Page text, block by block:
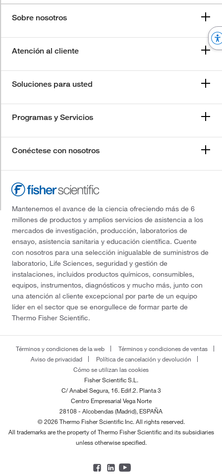
Sobre nosotros
Atención al cliente
Soluciones para usted
Programas y Servicios
Conéctese con nosotros
Mantenemos el avance de la ciencia ofreciendo más de 6
millones de productos y amplios servicios de asistencia a los
mercados de investigación, producción, laboratorios de
ensayo, asistencia sanitaria y educación científica. Cuente
con nosotros para una selección inigualable de suministros de
laboratorio, Life Sciences, seguridad y gestión de
instalaciones, incluidos productos químicos, consumibles,
equipos, instrumentos, diagnósticos y mucho más, junto con
una atención al cliente excepcional por parte de un equipo
líder en el sector que se enorgullece de formar parte de
Thermo Fisher Scientific.
Términos y condiciones de la web
Términos y condiciones de ventas
Aviso de privacidad
Política de cancelación y devolución
Cómo se utilizan las cookies
Fisher Scientific S.L.
C/ Anabel Segura, 16. Edif.2. Planta 3
Centro Empresarial Vega Norte
28108 - Alcobendas (Madrid), ESPAÑA
© 2026 Thermo Fisher Scientific Inc. All rights reserved.
All trademarks are the property of Thermo Fisher Scientific and its subsidiaries
unless otherwise specified.